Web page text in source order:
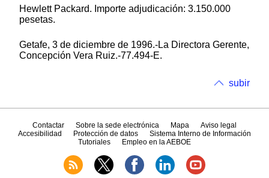
Hewlett Packard. Importe adjudicación: 3.150.000
pesetas.
Getafe, 3 de diciembre de 1996.-La Directora Gerente,
Concepción Vera Ruiz.-77.494-E.
subir
Contactar Sobre la sede electrónica Mapa
Aviso legal
Accesibilidad
Protección de datos
Sistema Interno de Información
Tutoriales
Empleo en la AEBOE